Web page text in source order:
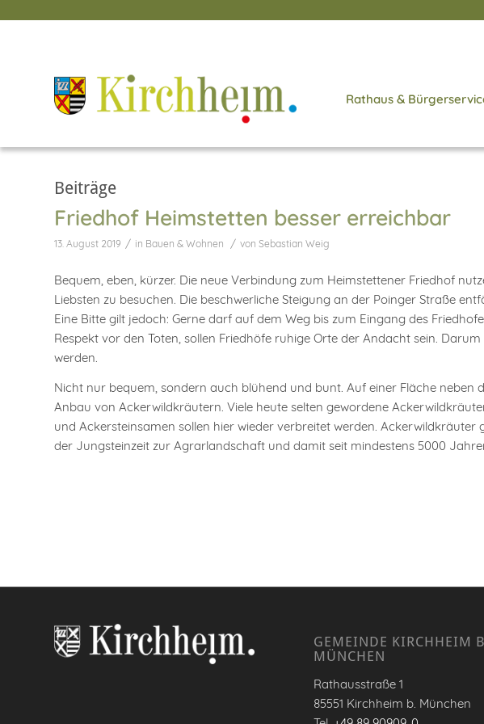
Rathaus &
Beiträge
Friedhof Heimstetten besser erreichbar
13. August 2019 / in Bauen & Wohnen / von Sebastian Weig
Bequem, eben, kürzer. Die neue Verbindung zum Heimstettener Friedhof
Liebsten zu besuchen. Die beschwerliche Steigung an der Poinger Straße
Eine Bitte gilt jedoch: Gerne darf auf dem Weg bis zum Eingang des
Respekt vor den Toten, sollen Friedhöfe ruhige Orte der Andacht sein.
werden.
Nicht nur bequem, sondern auch blühend und bunt. Auf einer Fläche neben
Anbau von Ackerwildkräutern. Viele heute selten gewordene
und Ackersteinsamen sollen hier wieder verbreitet werden. Ackerwildkräuter
der Jungsteinzeit zur Agrarlandschaft und damit seit mindestens 5000
GEMEINDE KIRCHHEIM
MÜNCHEN
Rathausstraße 1
85551 Kirchheim b. München